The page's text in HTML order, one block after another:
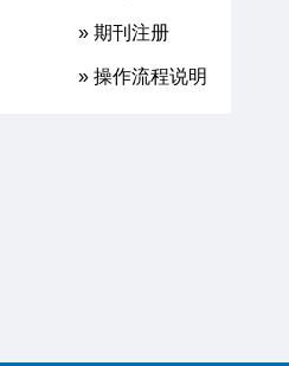
» 期刊注册
» 操作流程说明